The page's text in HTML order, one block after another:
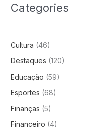
Categories
Cultura (46)
Destaques (120)
Educação (59)
Esportes (68)
Finanças (5)
Financeiro (4)